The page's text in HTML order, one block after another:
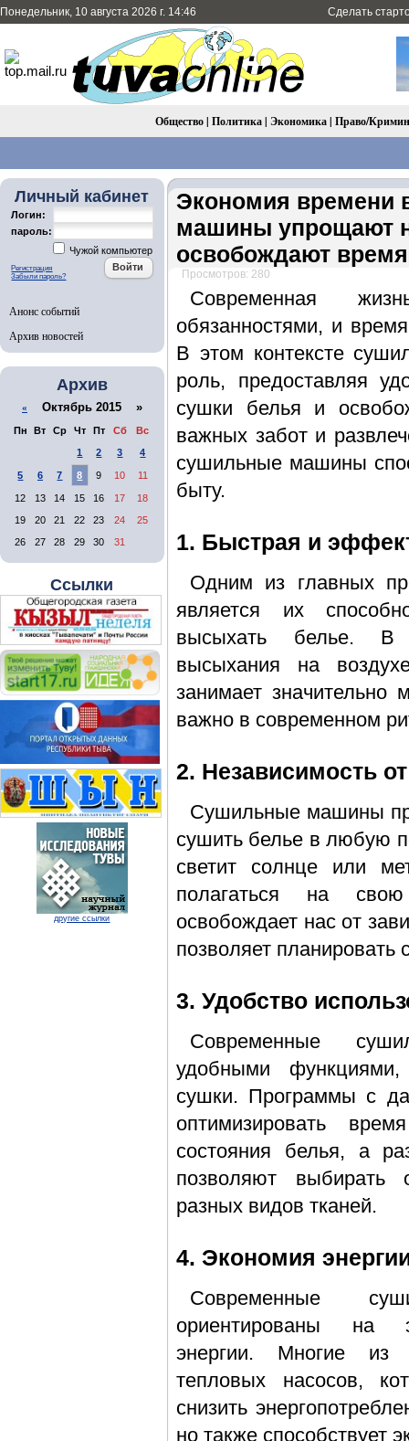
Понедельник, 10 августа 2026 г. 14:46 Сделать
Общество|Политика|Экономика|Право/
Личный кабинет
Логин:
пароль:
Чужой компьютер
Регистрация
Забыли пароль?
Анонс событий
Архив новостей
Архив
« Октябрь 2015 »
Пн Вт Ср Чт Пт Сб
Вс
1
2 3 4
5 6 7 8 9 10 11
12 13 14 15 16 17
18
19
20 21 22 23 24
25
26
27 28 29 30 31
Ссылки
другие ссылки
Экономия времени
машины упрощают
освобождают время
Просмотров: 280
Современная
обязанностями, и
В этом контексте
роль, предоставляя
сушки белья и
важных забот и
сушильные машины
быту.
1. Быстрая и
Одним из главных
является их
высыхать белье. В
высыхания на
занимает
важно в современном
2. Независимость
Сушильные машины
сушить белье в любую
светит солнце или
полагаться на
освобождает нас от
позволяет планировать
3. Удобство
Современные
удобными
сушки. Программы с
оптимизировать
состояния белья, а
позволяют выбирать
разных видов тканей.
4. Экономия
Современные
ориентированы на
энергии. Многие из
тепловых насосов,
снизить
но также способствует